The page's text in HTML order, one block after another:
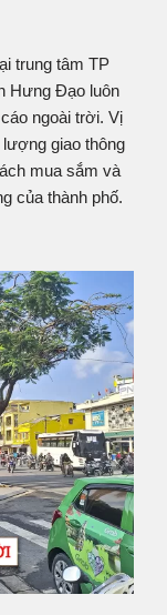
trung tâm TP
Hưng Đạo luôn
ngoài trời. Vị
giao thông
mua sắm và
của thành phố.